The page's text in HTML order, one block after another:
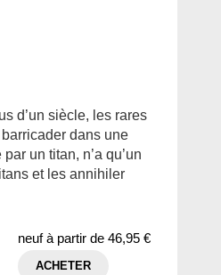
d’un siècle, les rares
dans une
un titan, n’a qu’un
et les annihiler
neuf à partir de 46,95 €
ACHETER